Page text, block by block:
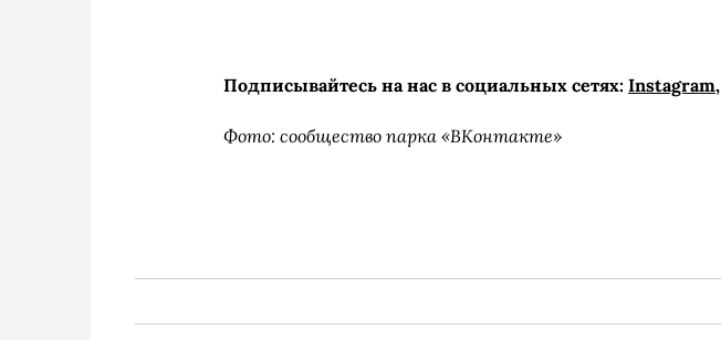
Подписывайтесь на нас в социальных сетях: Instagram,
Фото: сообщество парка «ВКонтакте»